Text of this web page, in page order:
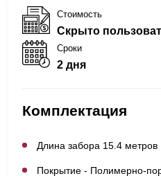
Стоимость
Скрыто
Сроки
2 дня
Комплектация
Длина забора 15.4 метров
Покрытие - Полимерно-